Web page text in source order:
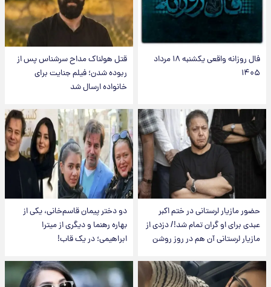
فال روزانه واقعی یکشنبه ۱۸ مرداد
۱۴۰۵
قتل هولناک مداح سرشناس پس از
ربوده شدن؛ فیلم جنایت برای
خانواده ارسال شد
حضور مازیار لرستانی در ختم اکبر
عبدی برای او گران تمام شد!/ دزدی از
مازیار لرستانی آن هم در روز روشن
دو دختر پیمان قاسم‌خانی، یکی از
بهاره رهنما و دیگری از میترا
ابراهیمی؛ در یک قاب!